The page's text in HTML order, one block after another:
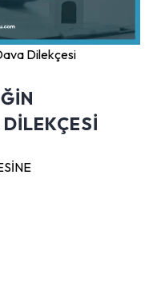
Dilekçesi